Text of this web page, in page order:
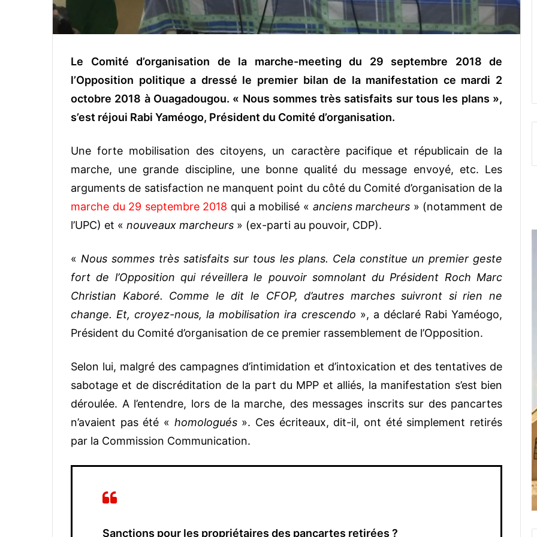
Le Comité d’organisation de la marche-meeting du 29 septembre 2018 de
l’Opposition politique a dressé le premier bilan de la manifestation ce mardi 2
octobre 2018 à Ouagadougou. « Nous sommes très satisfaits sur tous les plans »,
s’est réjoui Rabi Yaméogo, Président du Comité d’organisation.
Une forte mobilisation des citoyens, un caractère pacifique et républicain de la
marche, une grande discipline, une bonne qualité du message envoyé, etc. Les
arguments de satisfaction ne manquent point du côté du Comité d’organisation de la
marche du 29 septembre 2018 qui a mobilisé « anciens marcheurs » (notamment de
l’UPC) et « nouveaux marcheurs » (ex-parti au pouvoir, CDP).
« Nous sommes très satisfaits sur tous les plans. Cela constitue un premier geste
fort de l’Opposition qui réveillera le pouvoir somnolant du Président Roch Marc
Christian Kaboré. Comme le dit le CFOP, d’autres marches suivront si rien ne
change. Et, croyez-nous, la mobilisation ira crescendo », a déclaré Rabi Yaméogo,
Président du Comité d’organisation de ce premier rassemblement de l’Opposition.
Selon lui, malgré des campagnes d’intimidation et d’intoxication et des tentatives de
sabotage et de discréditation de la part du MPP et alliés, la manifestation s’est bien
déroulée. A l’entendre, lors de la marche, des messages inscrits sur des pancartes
n’avaient pas été « homologués». Ces écriteaux, dit-il, ont été simplement retirés
par la Commission Communication.
Sanctions pour les propriétaires des pancartes retirées ?